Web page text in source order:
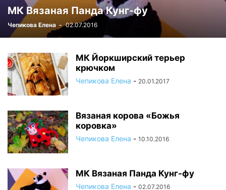
МК Вязаная Панда Кунг-фу
Чепикова Елена - 02.07.2016
МК Йоркширский терьер
крючком
Чепикова Елена - 20.01.2017
Вязаная корова «Божья
коровка»
Чепикова Елена - 10.10.2016
МК Вязаная Панда Кунг-фу
Чепикова Елена - 02.07.2016